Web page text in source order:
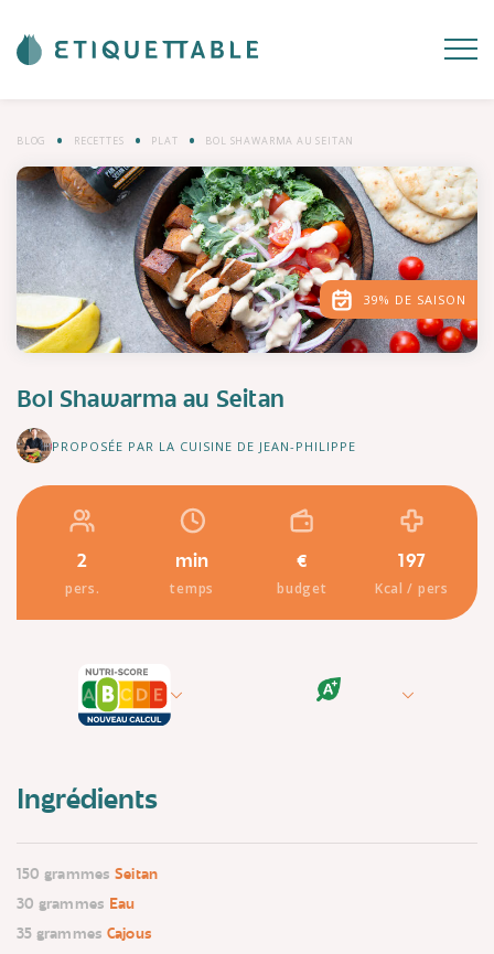
BLOG RECETTES PLAT BOL SHAWARMA AU SEITAN
39% DE SAISON
Bol Shawarma au Seitan
PROPOSÉE PAR LA CUISINE DE JEAN-PHILIPPE
2
pers.
min
temps
€
budget
197
Kcal / pers
Ingrédients
150 grammes Seitan
30 grammes Eau
35 grammes Cajous